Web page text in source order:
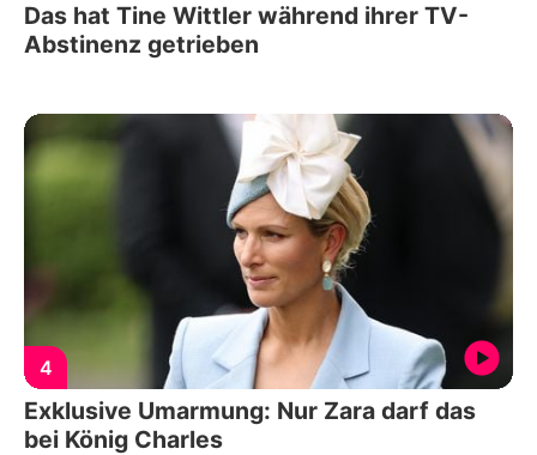
Das hat Tine Wittler während ihrer TV-
Abstinenz getrieben
4
Exklusive Umarmung: Nur Zara darf das
bei König Charles